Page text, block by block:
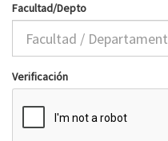
Facultad/Depto
Verificación